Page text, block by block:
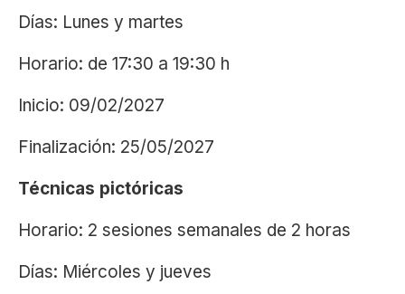
Días: Lunes y martes
Horario: de 17:30 a 19:30 h
Inicio: 09/02/2027
Finalización: 25/05/2027
Técnicas pictóricas
Horario: 2 sesiones semanales de 2 horas
Días: Miércoles y jueves